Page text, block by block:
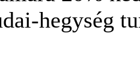
hegység